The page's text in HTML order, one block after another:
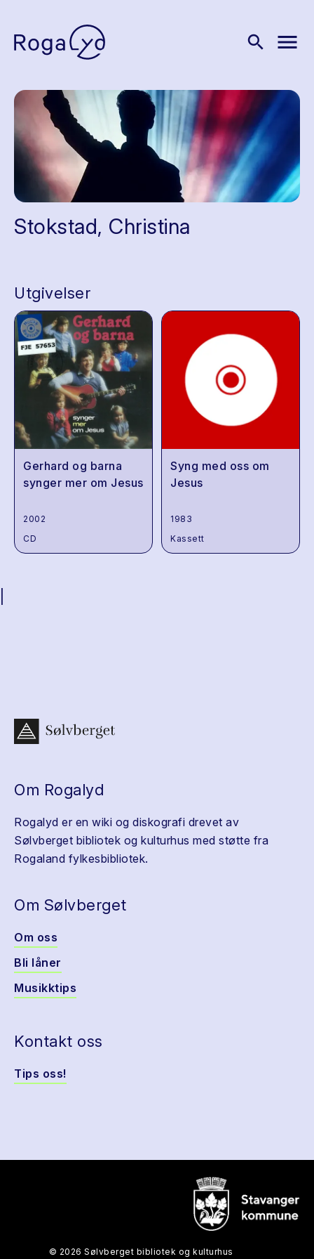
search menu
Stokstad, Christina
Utgivelser
Gerhard og barna
synger mer om Jesus
2002
CD
Syng med oss om
Jesus
1983
Kassett
Om Rogalyd
Rogalyd er en wiki og diskografi drevet av
Sølvberget bibliotek og kulturhus med støtte fra
Rogaland fylkesbibliotek.
Om Sølvberget
Om oss
Bli låner
Musikktips
Kontakt oss
Tips oss!
© 2026 Sølvberget bibliotek og kulturhus